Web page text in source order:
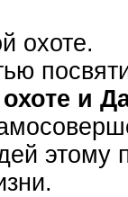
охоте.
и
этому